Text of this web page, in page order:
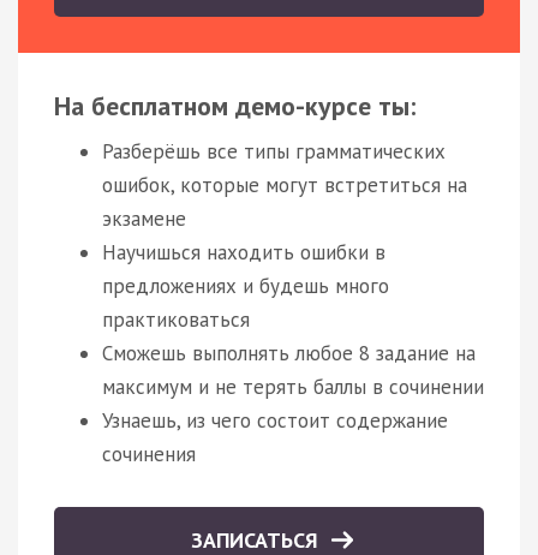
На бесплатном демо-курсе ты:
Разберёшь все типы грамматических
ошибок, которые могут встретиться на
экзамене
Научишься находить ошибки в
предложениях и будешь много
практиковаться
Сможешь выполнять любое 8 задание на
максимум и не терять баллы в сочинении
Узнаешь, из чего состоит содержание
сочинения
ЗАПИСАТЬСЯ